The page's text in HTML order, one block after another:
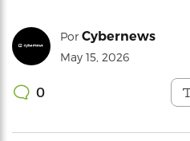
Por Cybernews
May 15, 2026
0